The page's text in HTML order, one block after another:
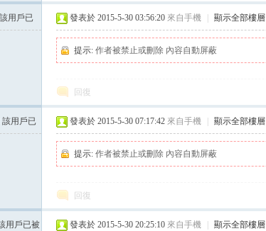
該用戶已
發表於 2015-5-30 03:56:20 來自手機 顯示全部樓層
提示: 作者被禁止或刪除 內容自動屏蔽
回復
該用戶已
發表於 2015-5-30 07:17:42 來自手機 顯示全部樓層
提示: 作者被禁止或刪除 內容自動屏蔽
回復
用戶已被
發表於 2015-5-30 20:25:10 來自手機 顯示全部樓層